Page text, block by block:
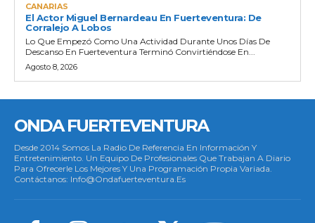
CANARIAS
El Actor Miguel Bernardeau En Fuerteventura: De
Corralejo A Lobos
Lo Que Empezó Como Una Actividad Durante Unos Días De
Descanso En Fuerteventura Terminó Convirtiéndose En...
Agosto 8, 2026
ONDA FUERTEVENTURA
Desde 2014 Somos La Radio De Referencia En Información Y
Entretenimiento. Un Equipo De Profesionales Que Trabajan A Diario
Para Ofrecerle Los Mejores Y Una Programación Propia Variada.
Contáctanos: Info@ondafuerteventura.es